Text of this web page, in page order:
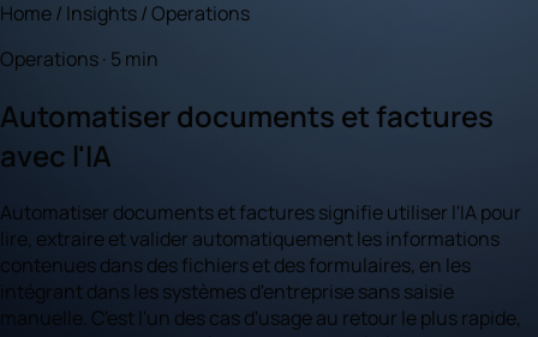
Home/ Insights/Operations
Operations · 5 min
Automatiser documents et factures
avec l'IA
Automatiser documents et factures signifie utiliser l'IA pour
lire, extraire et valider automatiquement les informations
contenues dans des fichiers et des formulaires, en les
intégrant dans les systèmes d'entreprise sans saisie
manuelle. C'est l'un des cas d'usage au retour le plus rapide,